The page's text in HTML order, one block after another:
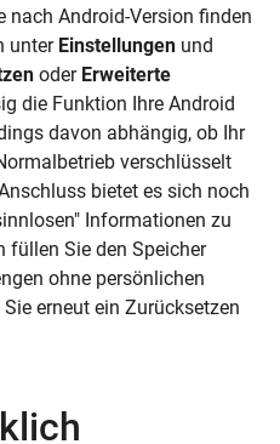
nach Android-Version finden
unter Einstellungen und
oder Erweiterte
die Funktion Ihre Android
davon abhängig, ob Ihr
verschlüsselt
bietet es sich noch
Informationen zu
füllen Sie den Speicher
ohne persönlichen
erneut ein Zurücksetzen